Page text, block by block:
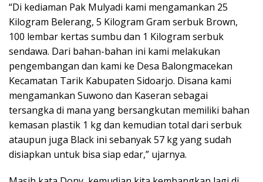
“Di kediaman Pak Mulyadi kami mengamankan 25
Kilogram Belerang, 5 Kilogram Gram serbuk Brown,
100 lembar kertas sumbu dan 1 Kilogram serbuk
sendawa. Dari bahan-bahan ini kami melakukan
pengembangan dan kami ke Desa Balongmacekan
Kecamatan Tarik Kabupaten Sidoarjo. Disana kami
mengamankan Suwono dan Kaseran sebagai
tersangka di mana yang bersangkutan memiliki bahan
kemasan plastik 1 kg dan kemudian total dari serbuk
ataupun juga Black ini sebanyak 57 kg yang sudah
disiapkan untuk bisa siap edar,” ujarnya.